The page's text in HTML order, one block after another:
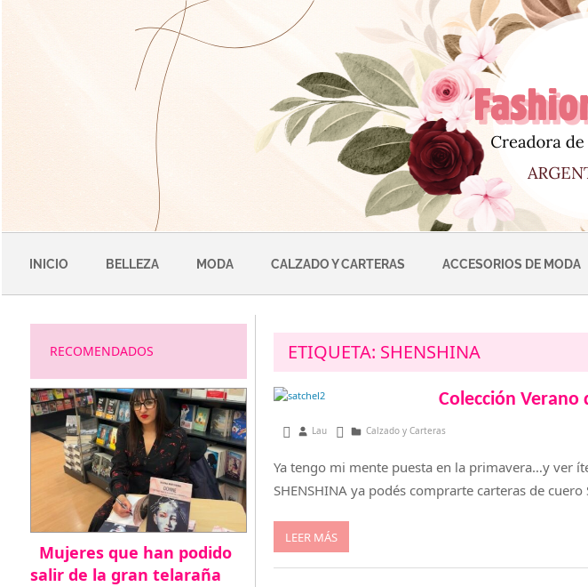
INICIO BELLEZA MODA CALZADO Y CARTERAS ACCESORIOS DE MODA
ETIQUETA: SHENSHINA
Colección Verano
julio 25, 2013
Lau Calzado y Carteras
Ya tengo mi mente puesta en la primavera…y ver
SHENSHINA ya podés comprarte carteras de cuero
LEER MÁS
RECOMENDADOS
Mujeres que han podido
salir de la gran telaraña